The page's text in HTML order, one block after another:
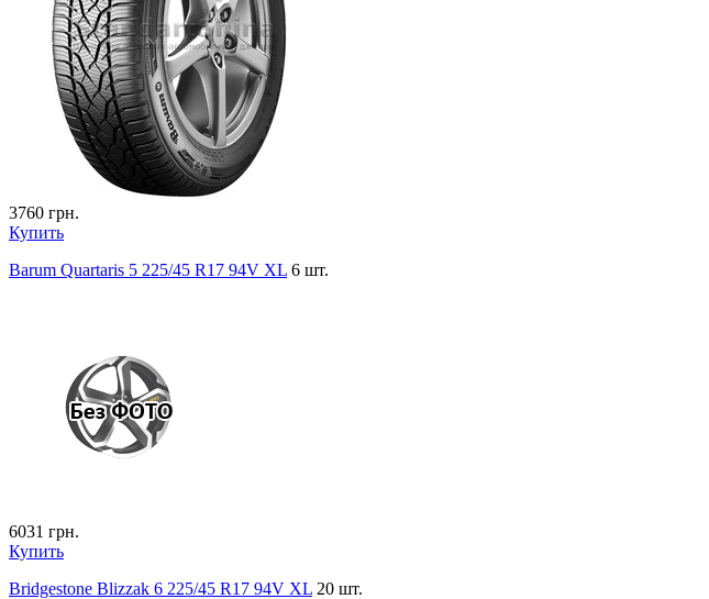
3760 грн.
Купить
Barum Quartaris 5 225/45 R17 94V XL 6 шт.
6031 грн.
Купить
Bridgestone Blizzak 6 225/45 R17 94V XL 20 шт.